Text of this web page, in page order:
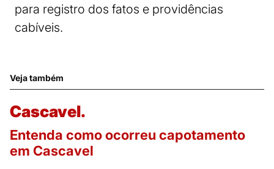
para registro dos fatos e providências
cabíveis.
Veja também
Cascavel.
Entenda como ocorreu capotamento
em Cascavel